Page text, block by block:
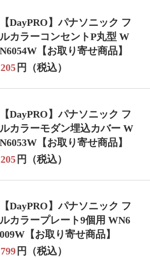
【DayPRO】パナソニック フ
ルカラーコンセントP丸型 W
N6054W【お取り寄せ商品】
205 円（税込）
【DayPRO】パナソニック フ
ルカラーモダン埋込カバー W
N6053W【お取り寄せ商品】
205 円（税込）
【DayPRO】パナソニック フ
ルカラープレート9個用 WN6
009W【お取り寄せ商品】
799 円（税込）